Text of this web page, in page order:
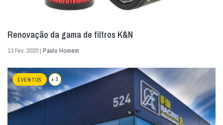
Renovação da gama de filtros K&N
13 Fev. 2020 | Paulo Homem
EVENTOS + 3